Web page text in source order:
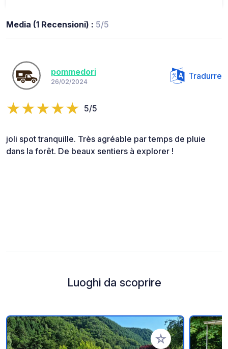
Media (1 Recensioni) : 5/5
pommedori
26/02/2024
Tradurre
5/5
joli spot tranquille. Très agréable par temps de pluie
dans la forêt. De beaux sentiers à explorer !
Luoghi da scoprire